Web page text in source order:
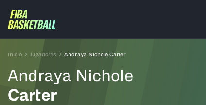
Inicio Jugadores Andraya Nichole Carter
Andraya Nichole
Carter